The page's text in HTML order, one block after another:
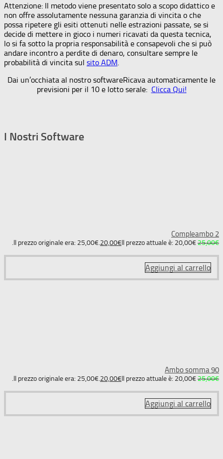
Attenzione: Il metodo viene presentato solo a scopo didattico e
non offre assolutamente nessuna garanzia di vincita o che
possa ripetere gli esiti ottenuti nelle estrazioni passate, se si
decide di mettere in gioco i numeri ricavati da questa tecnica,
lo si fa sotto la propria responsabilità e consapevoli che si può
andare incontro a perdite di denaro, consultare sempre le
probabilità di vincita sul sito ADM.
Dai un’occhiata al nostro softwareRicava automaticamente le
previsioni per il 10 e lotto serale: Clicca Qui!
I Nostri Software
Compleambo 2
25,00€
Il prezzo originale era: 25,00€.20,00€Il prezzo attuale è: 20,00€.
Aggiungi al carrello
Ambo somma 90
25,00€
Il prezzo originale era: 25,00€.20,00€Il prezzo attuale è: 20,00€.
Aggiungi al carrello